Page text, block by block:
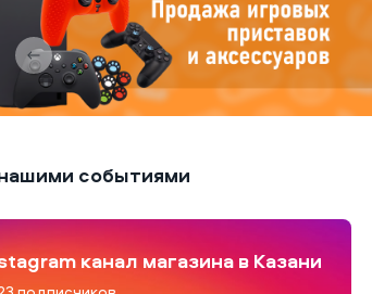
событиями
канал магазина в Казани